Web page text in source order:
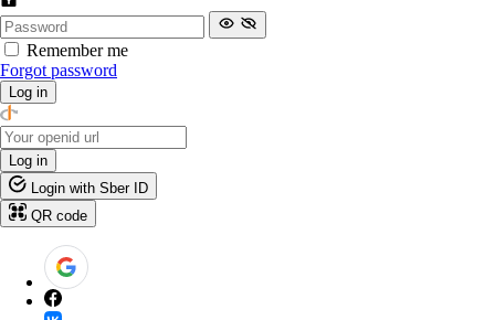
Remember me
Forgot password
Log in
Log in
Login with Sber ID
QR code